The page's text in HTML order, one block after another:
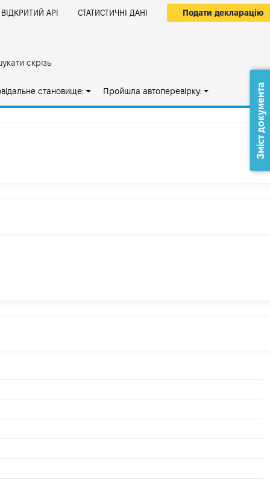
ВІДКРИТИЙ АРІ СТАТИСТИЧНІ ДАНІ Подати декларацію
скрізь
становище: Пройшла автоперевірку: Зміст документа